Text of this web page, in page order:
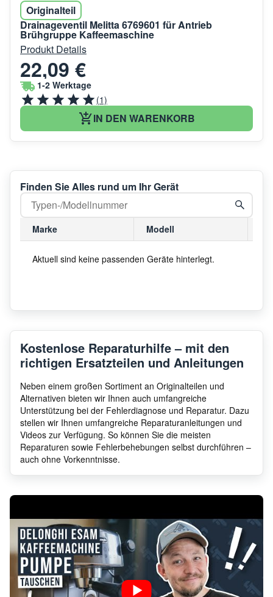
Originalteil
Drainageventil Melitta 6769601 für Antrieb
Brühgruppe Kaffeemaschine
Produkt Details
22,09 €
1-2 Werktage
(1)
IN DEN WARENKORB
Finden Sie Alles rund um Ihr Gerät
Marke Modell
Aktuell sind keine passenden Geräte hinterlegt.
Kostenlose Reparaturhilfe – mit den
richtigen Ersatzteilen und Anleitungen
Neben einem großen Sortiment an Originalteilen und
Alternativen bieten wir Ihnen auch umfangreiche
Unterstützung bei der Fehlerdiagnose und Reparatur. Dazu
stellen wir Ihnen umfangreiche Reparaturanleitungen und
Videos zur Verfügung. So können Sie die meisten
Reparaturen sowie Fehlerbehebungen selbst durchführen –
auch ohne Vorkenntnisse.